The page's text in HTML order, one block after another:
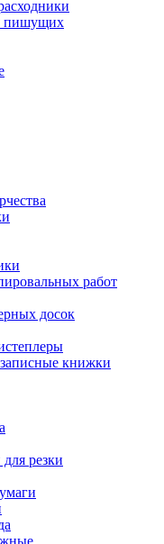
пишущих
работ
досок
книжки
резки